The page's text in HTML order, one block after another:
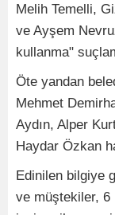
Melih Temelli,
ve Ayşem
kullanma"
Öte yandan
Mehmet
Aydın, Alper
Haydar Özkan
Edinilen bilgiye
ve müştekiler, 6